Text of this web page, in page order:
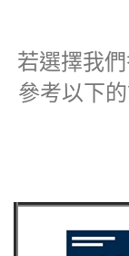
若選擇我
參考以下